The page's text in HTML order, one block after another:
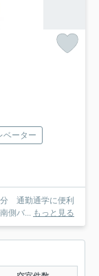
ベーター
分 通勤通学に便利
側バ... もっと見る